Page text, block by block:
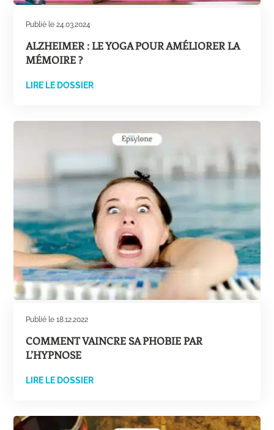
Publié le 24.03.2024
ALZHEIMER : LE YOGA POUR AMÉLIORER LA
MÉMOIRE ?
LIRE LE DOSSIER
Publié le 18.12.2022
COMMENT VAINCRE SA PHOBIE PAR
L’HYPNOSE
LIRE LE DOSSIER